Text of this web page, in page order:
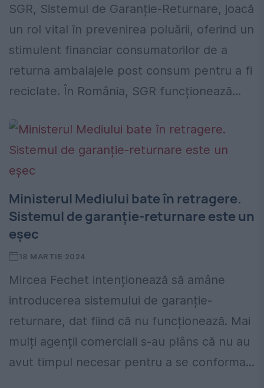
SGR, Sistemul de Garanție-Returnare, joacă
un rol vital în prevenirea poluării, oferind un
stimulent financiar consumatorilor de a
returna ambalajele post consum pentru a fi
reciclate. În România, SGR funcționează...
Ministerul Mediului bate în retragere.
Sistemul de garanție-returnare este un
eșec
18 MARTIE 2024
Mircea Fechet intenționează să amâne
introducerea sistemului de garanție-
returnare, dat fiind că nu funcționează. Mai
mulți agenții comerciali s-au plâns că nu au
avut timpul necesar pentru a se conforma...